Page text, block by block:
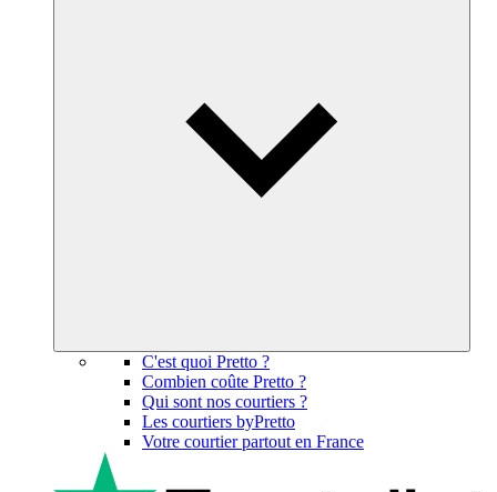
C'est quoi Pretto ?
Combien coûte Pretto ?
Qui sont nos courtiers ?
Les courtiers byPretto
Votre courtier partout en France